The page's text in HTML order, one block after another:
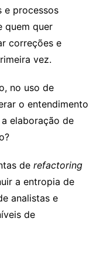
e processos
quem quer
correções e
vez.
no uso de
o entendimento
elaboração de
de refactoring
a entropia de
analistas e
de